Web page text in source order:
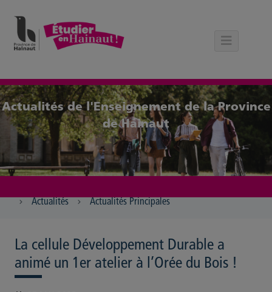
Actualités de l'Enseignement de la Province
de Hainaut
Actualités Actualités Principales
La cellule Développement Durable a
animé un 1er atelier à l’Orée du Bois !